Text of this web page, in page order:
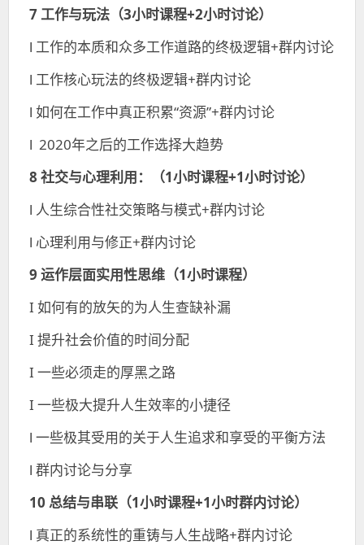
7 工作与玩法（3小时课程+2小时讨论）
l 工作的本质和众多工作道路的终极逻辑+群内讨论
l 工作核心玩法的终极逻辑+群内讨论
l 如何在工作中真正积累“资源”+群内讨论
l 2020年之后的工作选择大趋势
8 社交与心理利用：
（1小时课程+1小时讨论）
l 人生综合性社交策略与模式+群内讨论
l 心理利用与修正+群内讨论
9 运作层面实用性思维（1小时课程）
I 如何有的放矢的为人生查缺补漏
I 提升社会价值的时间分配
I 一些必须走的厚黑之路
I 一些极大提升人生效率的小捷径
l 一些极其受用的关于人生追求和享受的平衡方法
l 群内讨论与分享
10 总结与串联（1小时课程+1小时群内讨论）
l 真正的系统性的重铸与人生战略+群内讨论